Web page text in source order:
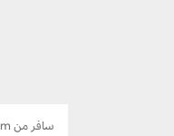
سافر من Thiruvananthapuram إلى Sharjah